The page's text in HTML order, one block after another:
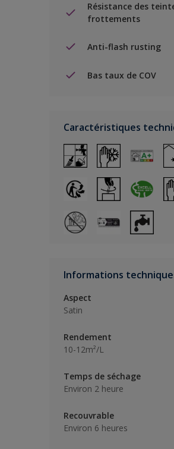
Résistance des
frottements
Anti-flash rusting
Bas taux de COV
Caractéristiques
Informations
Aspect
Satin
Rendement
10-12m²/L
Temps de séchage
Environ 2 heure
Recouvrable
Environ 6 heures